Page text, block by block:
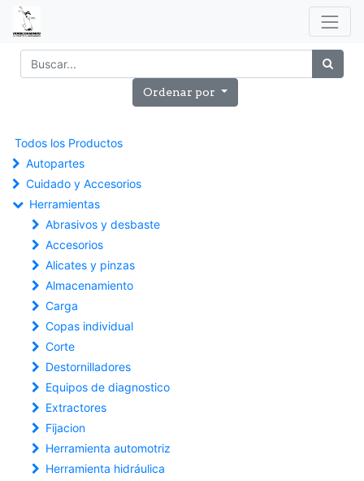
Ordenar por
Todos los Productos
Autopartes
Cuidado y Accesorios
Herramientas
Abrasivos y desbaste
Accesorios
Alicates y pinzas
Almacenamiento
Carga
Copas individual
Corte
Destornilladores
Equipos de diagnostico
Extractores
Fijacion
Herramienta automotriz
Herramienta hidráulica